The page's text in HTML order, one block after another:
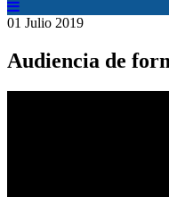
01 Julio 2019
Audiencia de